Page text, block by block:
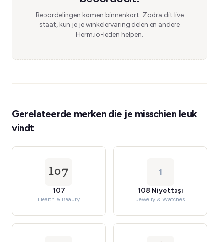
Beoordelingen komen binnenkort. Zodra dit live
staat, kun je je winkelervaring delen en andere
Herm.io-leden helpen.
Gerelateerde merken die je misschien leuk
vindt
107
Health & Beauty
1
108 Niyettaşı
Jewelry & Watches